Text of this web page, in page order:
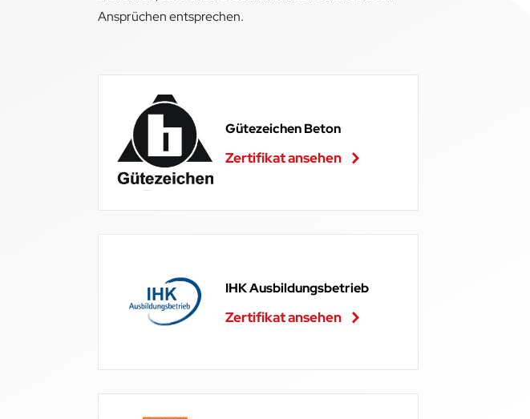
Ansprüchen entsprechen.
Gütezeichen Beton
Zertifikat ansehen
IHK Ausbildungsbetrieb
Zertifikat ansehen